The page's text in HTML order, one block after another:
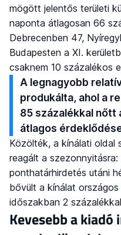
mögött jelentős területi
naponta átlagosan 66
Debrecenben 47,
Budapesten a XI.
csaknem 10 százalékos
A legnagyobb
produkálta, ahol a
85 százalékkal nőtt
átlagos
Közölték, a kínálati
reagált a szezonnyitásra:
ponthatárhirdetés utáni
bővült a kínálat
időszakban 2
Kevesebb a